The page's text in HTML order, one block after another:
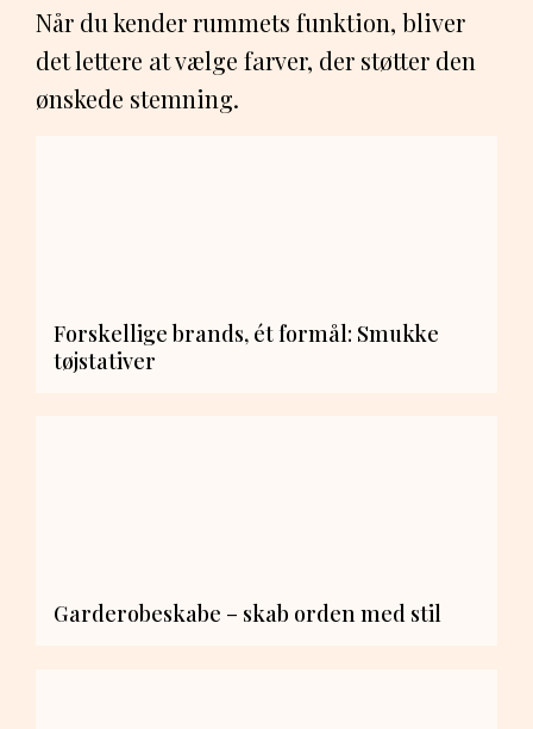
Når du kender rummets funktion, bliver
det lettere at vælge farver, der støtter den
ønskede stemning.
Forskellige brands, ét formål: Smukke
tøjstativer
Garderobeskabe – skab orden med stil